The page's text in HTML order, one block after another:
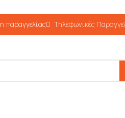
παραγγελίας Τηλεφωνικές